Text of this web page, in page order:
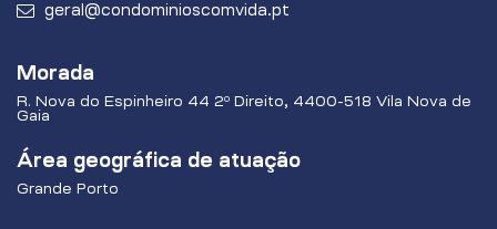
geral@condominioscomvida.pt
Morada
R. Nova do Espinheiro 44 2º Direito, 4400-518 Vila Nova de
Gaia
Área geográfica de atuação
Grande Porto